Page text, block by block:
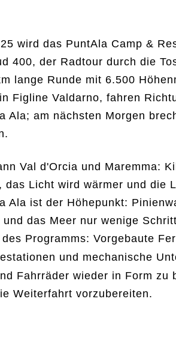
wird das PuntAla Camp &
400, der Radtour durch die
lange Runde mit 6.500
Figline Valdarno, fahren
Ala; am nächsten Morgen
Val d'Orcia und Maremma:
Licht wird wärmer und die
Ala ist der Höhepunkt:
das Meer nur wenige
Programms: Vorgebaute
und mechanische
Fahrräder wieder in Form zu
Weiterfahrt vorzubereiten.